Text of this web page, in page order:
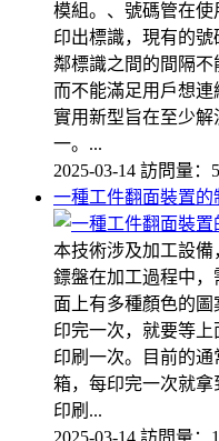
模組。、號碼管在
印出標識，現有的
鄰標識之間的間隔
而不能滿足用戶想
實用新型旨在至少
一。...
2025-03-14 訪問量：5
一種工件翻面裝置的
本技術涉及加工設
鏢盤在加工過程中
面上有多種顏色的
印完一次，就要等
印刷一次。目前的
箱，每印完一次就拿
印刷...
2025-03-14 訪問量：